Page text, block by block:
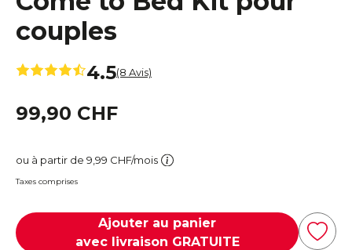
couples
4.5(8 Avis)
99,90 CHF
ou à partir de 9,99 CHF/mois
Taxes comprises
Ajouter au panier
avec livraison GRATUITE